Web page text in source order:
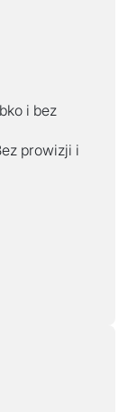
i bez
prowizji i